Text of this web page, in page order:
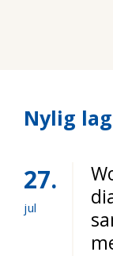
Nylig
27
jul